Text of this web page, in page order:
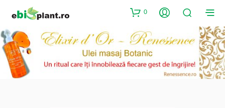
0